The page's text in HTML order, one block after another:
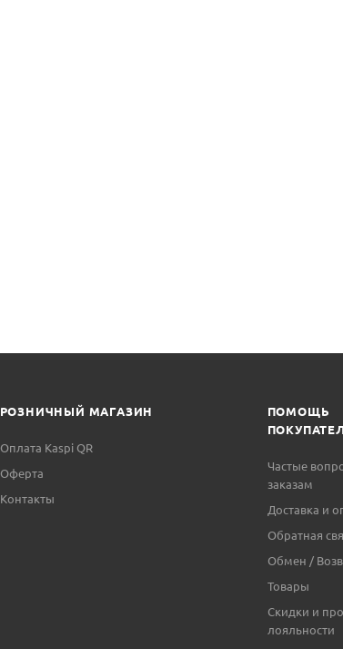
РОЗНИЧНЫЙ МАГАЗИН
Оплата Kaspi QR
Оферта
Контакты
ПОМОЩЬ
Частые
заказам
Доставка и
Обратная
Обмен /
Товары
Скидки и
лояльности